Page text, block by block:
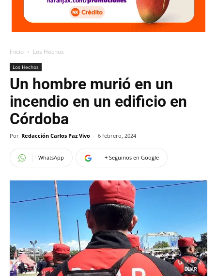
Inicio Los Hechos
Los Hechos
Un hombre murió en un
incendio en un edificio en
Córdoba
Por Redacción Carlos Paz Vivo - 6 febrero, 2024
WhatsApp + Seguinos en Google